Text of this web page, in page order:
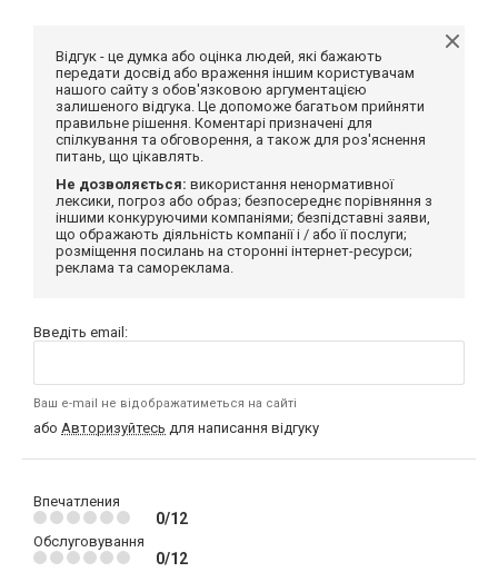
Відгук - це думка або оцінка людей, які бажають
передати досвід або враження іншим користувачам
нашого сайту з обов'язковою аргументацією
залишеного відгука. Це допоможе багатьом прийняти
правильне рішення. Коментарі призначені для
спілкування та обговорення, а також для роз'яснення
питань, що цікавлять.
Не дозволяється: використання ненормативної
лексики, погроз або образ; безпосереднє порівняння з
іншими конкуруючими компаніями; безпідставні заяви,
що ображають діяльність компанії і / або її послуги;
розміщення посилань на сторонні інтернет-ресурси;
реклама та самореклама.
Введіть email:
Ваш e-mail не відображатиметься на сайті
або Авторизуйтесь для написання відгуку
Впечатления
0/12
Обслуговування
0/12